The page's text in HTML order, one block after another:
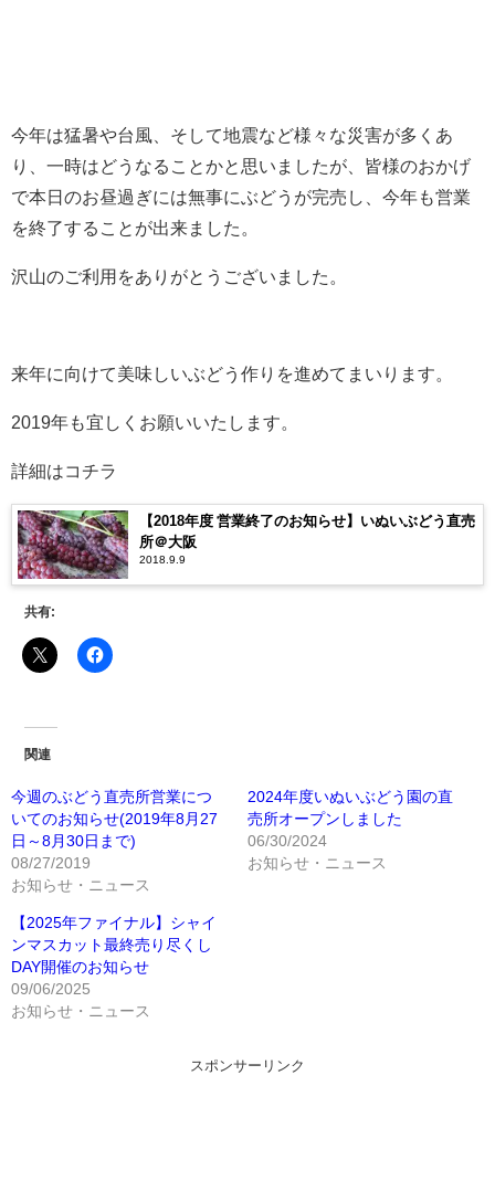
今年は猛暑や台風、そして地震など様々な災害が多くあ
り、一時はどうなることかと思いましたが、皆様のおかげ
で本日のお昼過ぎには無事にぶどうが完売し、今年も営業
を終了することが出来ました。
沢山のご利用をありがとうございました。
来年に向けて美味しいぶどう作りを進めてまいります。
2019年も宜しくお願いいたします。
詳細はコチラ
【2018年度 営業終了のお知らせ】いぬいぶどう直売
所＠大阪
2018.9.9
共有:
関連
今週のぶどう直売所営業につ
いてのお知らせ(2019年8月27
日～8月30日まで)
08/27/2019
お知らせ・ニュース
2024年度いぬいぶどう園の直
売所オープンしました
06/30/2024
お知らせ・ニュース
【2025年ファイナル】シャイ
ンマスカット最終売り尽くし
DAY開催のお知らせ
09/06/2025
お知らせ・ニュース
スポンサーリンク